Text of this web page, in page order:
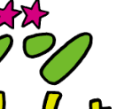
生
生